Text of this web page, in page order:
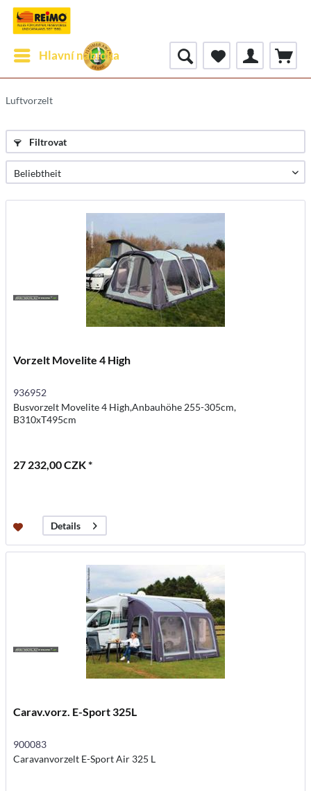
Hlavní nabídka
Luftvorzelt
Filtrovat
Vorzelt Movelite 4 High
936952
Busvorzelt Movelite 4 High,Anbauhöhe 255-305cm,
B310xT495cm
27 232,00 CZK *
Details
Carav.vorz. E-Sport 325L
900083
Caravanvorzelt E-Sport Air 325 L